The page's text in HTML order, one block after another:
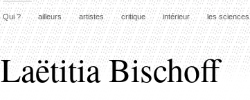
Qui ? ailleurs artistes critique intérieur les sciences
Laëtitia Bischoff